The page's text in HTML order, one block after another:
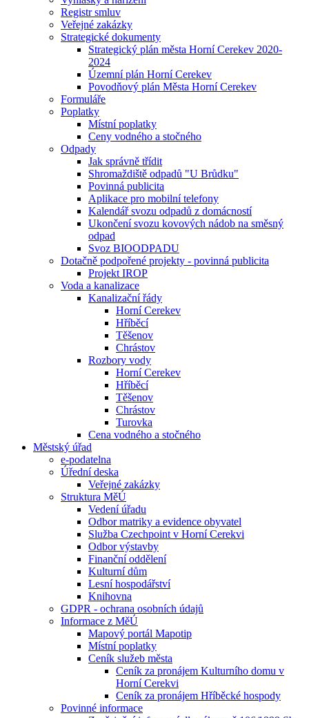
Registr smluv
Veřejné zakázky
Strategické dokumenty
Strategický plán města Horní Cerekev 2020-
2024
Územní plán Horní Cerekev
Povodňový plán Města Horní Cerekev
Formuláře
Poplatky
Místní poplatky
Ceny vodného a stočného
Odpady
Jak správně třídit
Shromaždiště odpadů "U Brůdku"
Povinná publicita
Aplikace pro mobilní telefony
Kalendář svozu odpadů z domácností
Ukončení svozu kovových nádob na směsný
odpad
Svoz BIOODPADU
Dotačně podpořené projekty - povinná publicita
Projekt IROP
Voda a kanalizace
Kanalizační řády
Horní Cerekev
Hříběcí
Těšenov
Chrástov
Rozbory vody
Horní Cerekev
Hříběcí
Těšenov
Chrástov
Turovka
Cena vodného a stočného
Městský úřad
e-podatelna
Úřední deska
Veřejné zakázky
Struktura MěÚ
Vedení úřadu
Odbor matriky a evidence obyvatel
Služba Czechpoint v Horní Cerekvi
Odbor výstavby
Finanční oddělení
Kulturní dům
Lesní hospodářství
Knihovna
GDPR - ochrana osobních údajů
Informace z MěÚ
Mapový portál Mapotip
Místní poplatky
Ceník služeb města
Ceník za pronájem Kulturního domu v
Horní Cerekvi
Ceník za pronájem Hříběcké hospody
Povinné informace